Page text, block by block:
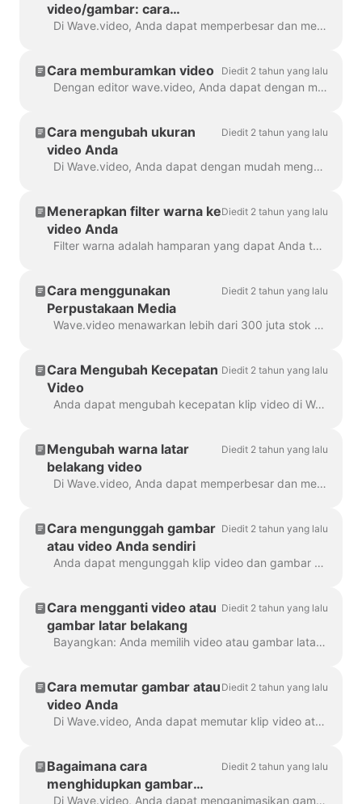
video/gambar: cara
memperbesar dan
Di Wave.video, Anda dapat memperbesar dan memperkecil video atau gambar. Untuk memperbesar/memperkecil, buka langkah Edit dan beralih ke tab "Video/Gambar" (latar...
Cara memburamkan video Diedit 2 tahun yang lalu
Dengan editor wave.video, Anda dapat dengan mudah memburamkan atau membuat piksel objek atau teks apa pun dalam video. Pertama, buka editor dan pilih "Overlay & Stiker", lalu ...
Cara mengubah ukuran
video Anda
Diedit 2 tahun yang lalu
Di Wave.video, Anda dapat dengan mudah mengubah ukuran video Anda ke rasio aspek yang berbeda. Di Editor pada langkah 'Ubah Ukuran Video', Anda dapat memilih format baru untuk ...
Menerapkan filter warna ke
video Anda
Diedit 2 tahun yang lalu
Filter warna adalah hamparan yang dapat Anda tambahkan ke video Anda. Filter ini sangat membantu ketika Anda ingin memberikan tampilan merek yang konsisten pada video Anda dan membuat...
Cara menggunakan
Perpustakaan Media
Diedit 2 tahun yang lalu
Wave.video menawarkan lebih dari 300 juta stok klip video dan gambar, tetapi ada juga sejumlah fitur yang telah digunakan oleh pengguna dan staf kami untuk...
Cara Mengubah Kecepatan
Video
Diedit 2 tahun yang lalu
Anda dapat mengubah kecepatan klip video di Wave.video. Untuk melakukannya, buka langkah Edit dan pilih kecepatan yang Anda inginkan. Secara default, kecepatan video adalah ...
Mengubah warna latar
belakang video
Diedit 2 tahun yang lalu
Di Wave.video, Anda dapat memperbesar dan memperkecil klip video atau gambar. Setelah Anda memperkecil, pembuat video akan secara otomatis menambahkan latar belakang polos untuk mengisi ...
Cara mengunggah gambar
atau video Anda sendiri
Diedit 2 tahun yang lalu
Anda dapat mengunggah klip video dan gambar Anda sendiri ke Wave.video dan membuat video dengannya. Anda dapat mencampur dan mencocokkan file media Anda sendiri dengan file yang ...
Cara mengganti video atau
gambar latar belakang
Diedit 2 tahun yang lalu
Bayangkan: Anda memilih video atau gambar latar belakang yang sempurna di Wave.video, menambahkan teks dan logo Anda ke dalamnya... lalu menyadari bahwa Anda ingin mengubah media...
Cara memutar gambar atau
video Anda
Diedit 2 tahun yang lalu
Di Wave.video, Anda dapat memutar klip video atau gambar Anda. Untuk memutar klip video/gambar, silakan menuju ke langkah "Edit" dan pilih ...
Bagaimana cara
menghidupkan gambar
Diedit 2 tahun yang lalu
Di Wave.video, Anda dapat menganimasikan gambar yang Anda gunakan sebagai latar belakang. Ini akan memberikan tampilan yang lebih segar dan menarik pada video Anda. Untuk menganimasikan latar belakang...